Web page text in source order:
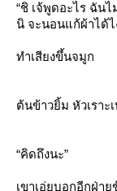
“ชิ เจ้พูดอะไร ฉัน
นิ จะนอนแก้ผ้าได้ไ
ทำเสียงขึ้นจมูก
ต้นข้าวยิ้ม หัวเราะ
“คิดถึงนะ”
เขาเอ่ยบอกอีกฝ่า